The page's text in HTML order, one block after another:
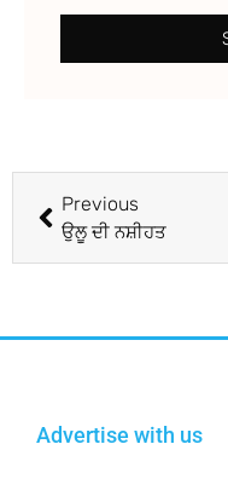
Previous
ਉਲੂ ਦੀ ਨਸ਼ੀਹਤ
Advertise with us